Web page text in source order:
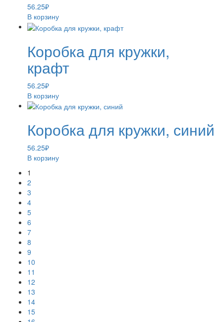
56.25₽
В корзину
Коробка для кружки,
крафт
56.25₽
В корзину
Коробка для кружки, синий
56.25₽
В корзину
1
2
3
4
5
6
7
8
9
10
11
12
13
14
15